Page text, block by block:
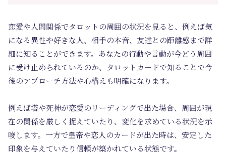
恋愛や人間関係でタロットの周囲の状況を見ると、例えば気
になる異性や好きな人、相手の本音、友達との距離感まで詳
細に知ることができます。あなたの行動や言動が今どう周囲
に受け止められているのか、タロットカードで知ることで今
後のアプローチ方法や心構えも明確になります。
例えば塔や死神が恋愛のリーディングで出た場合、周囲が現
在の関係を厳しく捉えていたり、変化を求めている状況を示
唆します。一方で皇帝や恋人のカードが出た時は、安定した
印象を与えていたり信頼が築かれている状態です。